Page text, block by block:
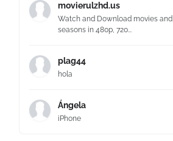
movierulzhd.us
Watch and Download movies and
seasons in 480p, 720...
plag44
hola
Ángela
iPhone